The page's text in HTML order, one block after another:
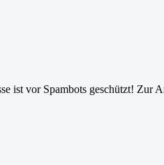
ist vor Spambots geschützt! Zur